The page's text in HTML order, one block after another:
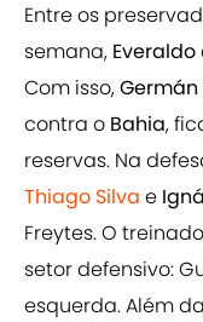
Entre os
semana, Everaldo
Com isso,
contra o Bahia,
reservas. Na
Thiago Silva e
Freytes. O
setor defensivo:
esquerda. Além